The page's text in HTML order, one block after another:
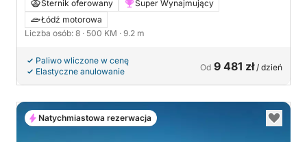
Sternik oferowany
Super Wynajmujący
Łódź motorowa
Liczba osób: 8 · 500 KM · 9.2 m
Paliwo wliczone w cenę
Elastyczne anulowanie
Od 9 481 zł/ dzień
Natychmiastowa rezerwacja